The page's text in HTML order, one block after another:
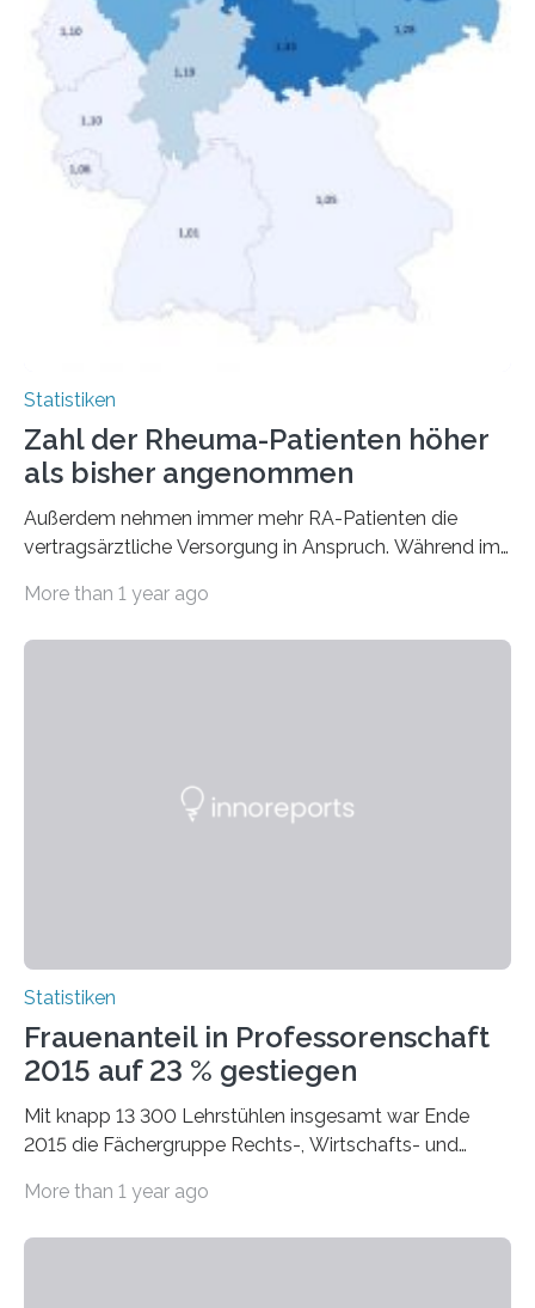
Statistiken
Zahl der Rheuma-Patienten höher
als bisher angenommen
Außerdem nehmen immer mehr RA-Patienten die
vertragsärztliche Versorgung in Anspruch. Während im
More than 1 year ago
Statistiken
Frauenanteil in Professorenschaft
2015 auf 23 % gestiegen
Mit knapp 13 300 Lehrstühlen insgesamt war Ende
2015 die Fächergruppe Rechts-, Wirtschafts- und
bei…
More than 1 year ago